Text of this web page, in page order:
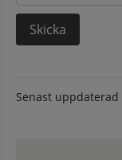
Senast uppdaterad